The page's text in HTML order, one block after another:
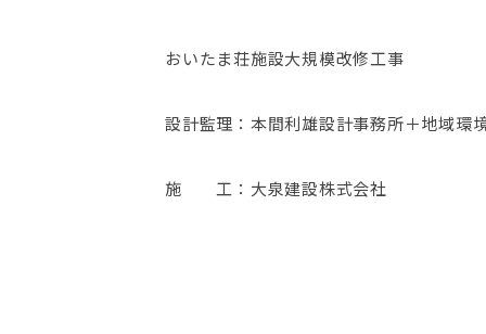
おいたま荘施設大規模改修工事
設計監理：本間利雄設計事務所＋地域環
施 工：大泉建設株式会社